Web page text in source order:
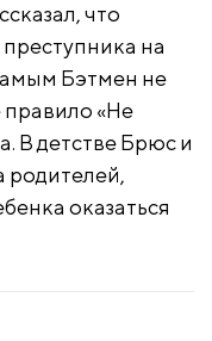
что
на
Бэтмен не
правило «Не
В детстве Брюс и
родителей,
оказаться